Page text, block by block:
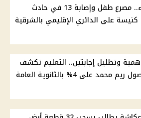
بالأسماء.. مصرع طفل وإصابة 13 في حادث
على الدائري الإقليمي بالشرقية
وتظليل إجابتين.. التعليم تكشف
على 4% بالثانوية العامة